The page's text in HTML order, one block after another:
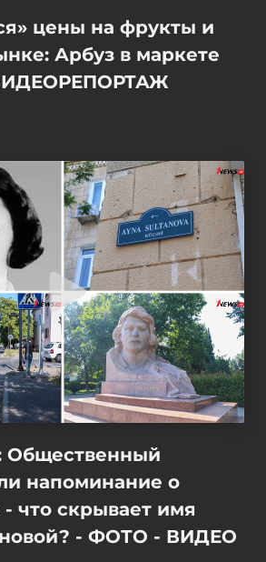
цены на фрукты и
Арбуз в маркете
Общественный
напоминание о
что скрывает имя
- ФОТО - ВИДЕО